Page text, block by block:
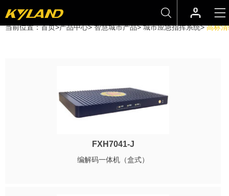
当前位置：首页>产品中心>智慧城市产品>城市应急指挥系统>高标
FXH7041-J
编解码一体机（盒式）